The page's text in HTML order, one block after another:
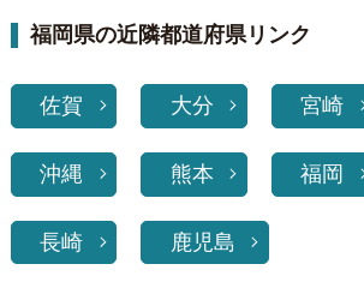
福岡県の近隣都道府県リンク
佐賀 大分 宮崎
沖縄 熊本 福岡
長崎 鹿児島